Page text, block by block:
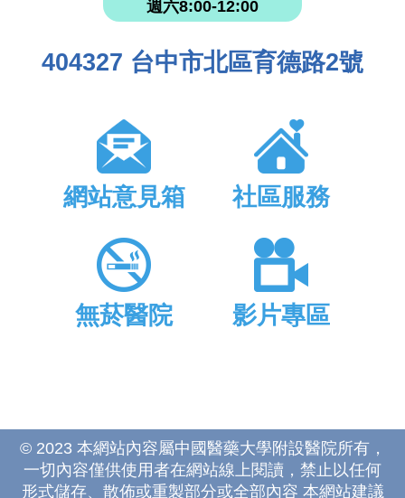
週六8:00-12:00
404327 台中市北區育德路2號
網站意見箱 社區服務
無菸醫院 影片專區
© 2023 本網站內容屬中國醫藥大學附設醫院所有，
一切內容僅供使用者在網站線上閱讀，禁止以任何
形式儲存、散佈或重製部分或全部內容 本網站建議